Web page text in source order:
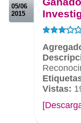
05/06
2015
Vistas: